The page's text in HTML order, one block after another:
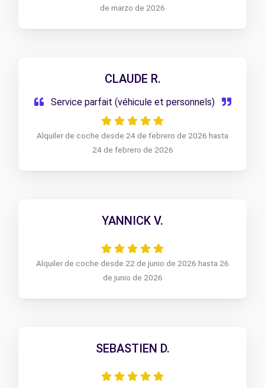
de marzo de 2026
CLAUDE R.
Service parfait (véhicule et personnels)
Alquiler de coche desde 24 de febrero de 2026 hasta
24 de febrero de 2026
YANNICK V.
Alquiler de coche desde 22 de junio de 2026 hasta 26
de junio de 2026
SEBASTIEN D.